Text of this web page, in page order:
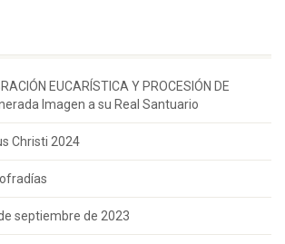
EUCARÍSTICA Y PROCESIÓN DE
Imagen a su Real Santuario
Christi 2024
septiembre de 2023